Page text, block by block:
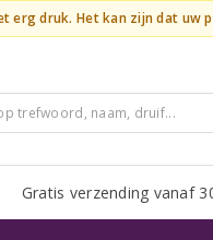
erg druk. Het kan zijn dat
Gratis verzending vanaf